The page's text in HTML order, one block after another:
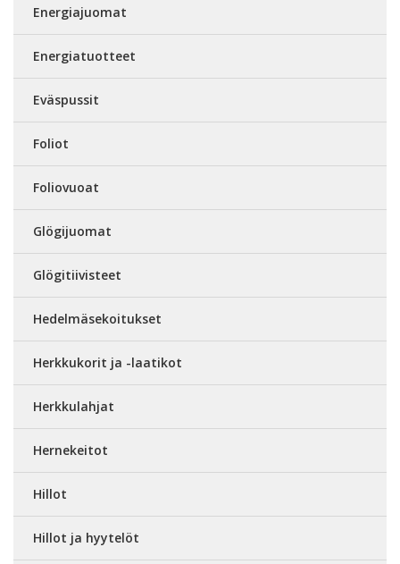
Energiajuomat
Energiatuotteet
Eväspussit
Foliot
Foliovuoat
Glögijuomat
Glögitiivisteet
Hedelmäsekoitukset
Herkkukorit ja -laatikot
Herkkulahjat
Hernekeitot
Hillot
Hillot ja hyytelöt